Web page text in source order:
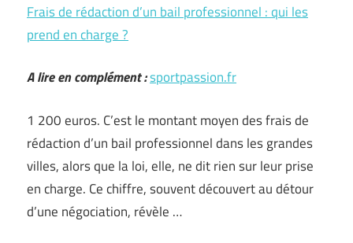
Frais de rédaction d’un bail professionnel : qui les
prend en charge ?
A lire en complément :sportpassion.fr
1 200 euros. C’est le montant moyen des frais de
rédaction d’un bail professionnel dans les grandes
villes, alors que la loi, elle, ne dit rien sur leur prise
en charge. Ce chiffre, souvent découvert au détour
d’une négociation, révèle …